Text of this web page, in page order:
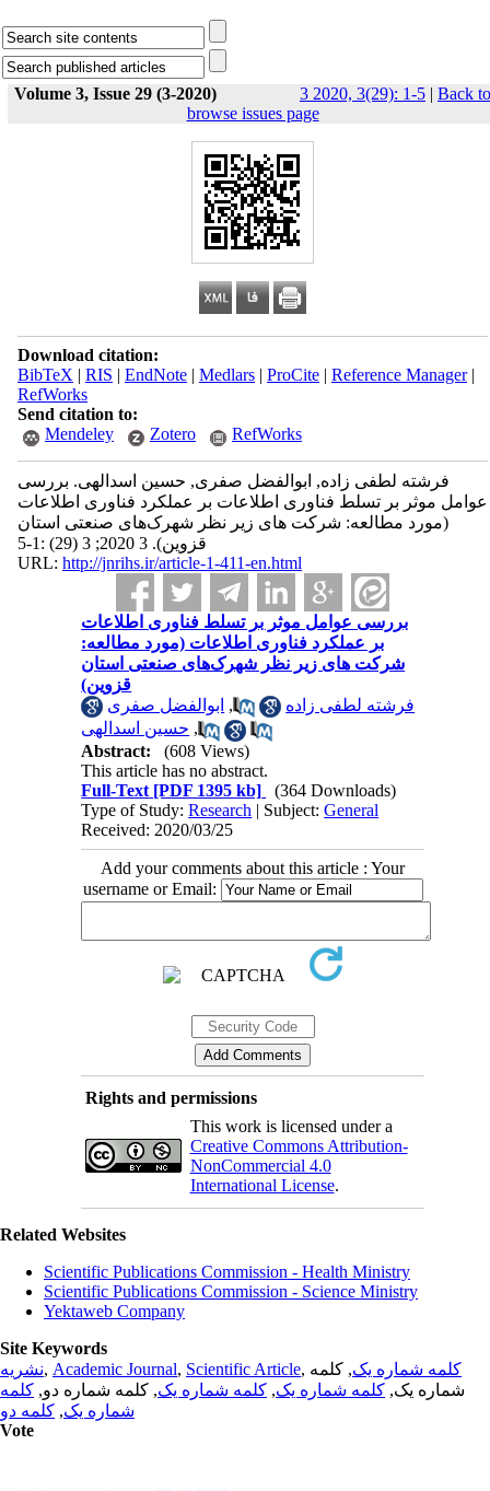
Volume 3, Issue 29 (3-2020) 3 2020, 3(29): 1-5 | Back to
browse issues page
Download citation:
BibTeX | RIS | EndNote| Medlars| ProCite| Reference Manager|
RefWorks
Send citation to:
Mendeley
Zotero RefWorks
فرشته لطفی زاده, ابوالفضل صفری, حسین اسدالهی. بررسی
عوامل موثر بر تسلط فناوری اطلاعات بر عملکرد فناوری اطلاعات
(مورد مطالعه: شرکت‌ های زیر نظر شهرک‌های صنعتی استان
قزوین). 3 2020; 3 (29) :1-5
URL: http://jnrihs.ir/article-1-411-en.html
بررسی عوامل موثر بر تسلط فناوری اطلاعات
بر عملکرد فناوری اطلاعات (مورد مطالعه:
شرکت‌ های زیر نظر شهرک‌های صنعتی استان
قزوین)
فرشته لطفی زاده
, ابوالفضل صفری
, حسین اسدالهی
Abstract:
(608 Views)
This article has no abstract.
Full-Text [PDF 1395 kb]
(364 Downloads)
Type of Study:Research | Subject:General
Received: 2020/03/25
Add your comments about this article : Your
username or Email:
Rights and permissions
This work is licensed under a
Creative Commons Attribution-
NonCommercial 4.0
International License.
Related Websites
Scientific Publications Commission - Health Ministry
Scientific Publications Commission - Science Ministry
Yektaweb Company
Site Keywords
نشریه, Academic Journal, Scientific Article, کلمه شماره یک, کلمه
شماره یک, کلمه شماره یک, کلمه شماره یک, کلمه شماره دو, کلمه
شماره یک, کلمه دو
Vote